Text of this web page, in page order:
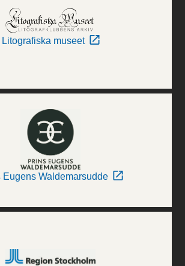
Litografiska museet
Eugens Waldemarsudde